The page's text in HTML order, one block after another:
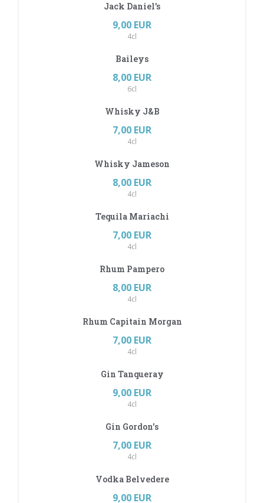
Jack Daniel’s
9,00 EUR
4cl
Baileys
8,00 EUR
6cl
Whisky J&B
7,00 EUR
4cl
Whisky Jameson
8,00 EUR
4cl
Tequila Mariachi
7,00 EUR
4cl
Rhum Pampero
8,00 EUR
4cl
Rhum Capitain Morgan
7,00 EUR
4cl
Gin Tanqueray
9,00 EUR
4cl
Gin Gordon's
7,00 EUR
4cl
Vodka Belvedere
9,00 EUR